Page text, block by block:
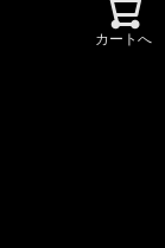
カートへ